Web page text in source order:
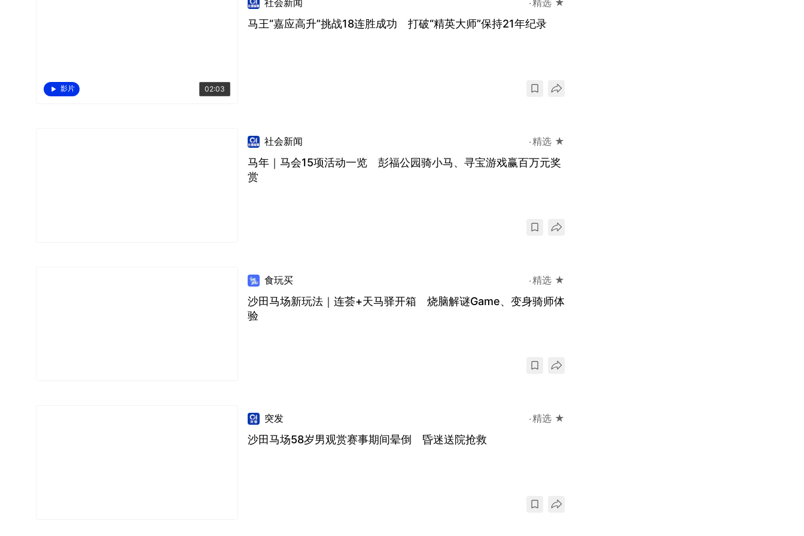
影片 02:03
马王“嘉应高升”挑战18连胜成功 打破“精英大师”保持21年纪录
社会新闻 精选 ★
马年｜马会15项活动一览 彭福公园骑小马、寻宝游戏赢百万元奖
赏
食玩买 精选 ★
沙田马场新玩法｜连荟+天马驿开箱 烧脑解谜Game、变身骑师体
验
突发 精选 ★
沙田马场58岁男观赏赛事期间晕倒 昏迷送院抢救